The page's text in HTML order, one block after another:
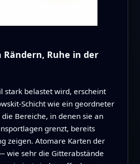
Rändern, Ruhe in der
stark belastet wird, erscheint
wie ein geordneter
Bereiche, in denen sie an
grenzt, bereits
zeigen. Atomare Karten der
wie sehr die Gitterabstände